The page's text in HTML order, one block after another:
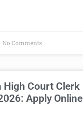
No Comments
High Court Clerk
Apply Online